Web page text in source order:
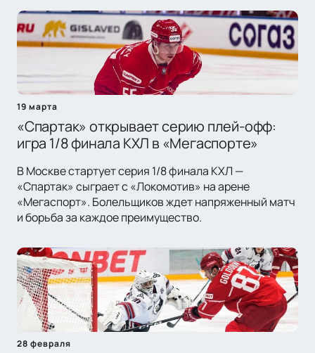
19 марта
«Спартак» открывает серию плей-офф:
игра 1/8 финала КХЛ в «Мегаспорте»
В Москве стартует серия 1/8 финала КХЛ —
«Спартак» сыграет с «Локомотив» на арене
«Мегаспорт». Болельщиков ждет напряженный матч
и борьба за каждое преимущество.
28 февраля